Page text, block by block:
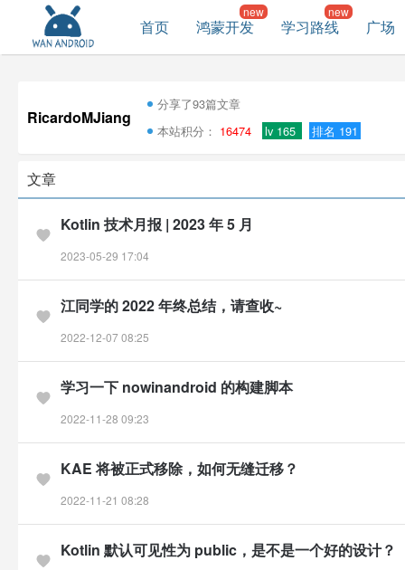
首页 鸿蒙开发 学习路线 广场
RicardoMJiang
分享了93篇文章
本站积分： 16474 lv 165 排名 191
文章
Kotlin 技术月报 | 2023 年 5 月
2023-05-29 17:04
江同学的 2022 年终总结，请查收~
2022-12-07 08:25
学习一下 nowinandroid 的构建脚本
2022-11-28 09:23
KAE 将被正式移除，如何无缝迁移？
2022-11-21 08:28
Kotlin 默认可见性为 public，是不是一个好的设计？